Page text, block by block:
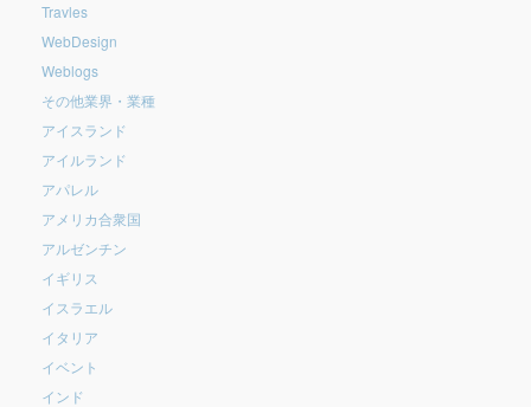
Travles
WebDesign
Weblogs
その他業界・業種
アイスランド
アイルランド
アパレル
アメリカ合衆国
アルゼンチン
イギリス
イスラエル
イタリア
イベント
インド